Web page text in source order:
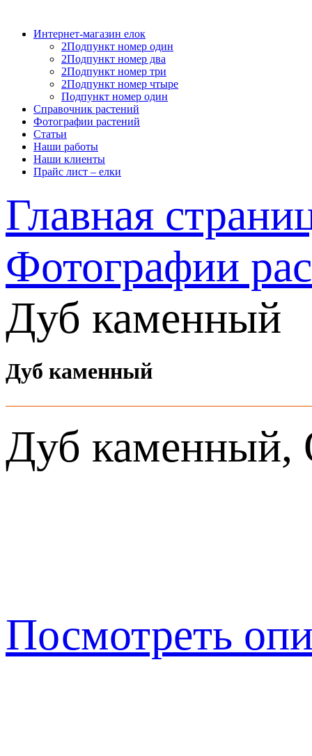
Интернет-магазин елок
2Подпункт номер один
2Подпункт номер два
2Подпункт номер три
2Подпункт номер чтыре
Подпункт номер один
Справочник растений
Фотографии растений
Статьи
Наши работы
Наши клиенты
Прайс лист – елки
Главная
Фотографии
Дуб каменный
Дуб каменный
Дуб каменный,
Посмотреть